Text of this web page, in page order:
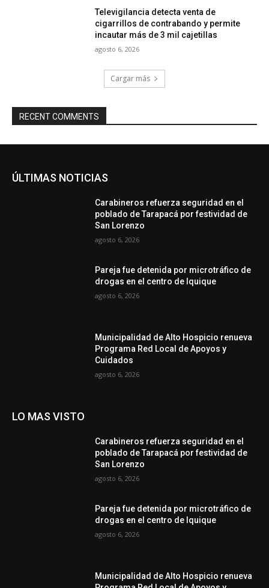
Televigilancia detecta venta de
cigarrillos de contrabando y permite
incautar más de 3 mil cajetillas
agosto 6, 2026
Cargar más
RECENT COMMENTS
ÚLTIMAS NOTICIAS
Carabineros refuerza seguridad en el
poblado de Tarapacá por festividad de
San Lorenzo
agosto 6, 2026
Pareja fue detenida por microtráfico de
drogas en el centro de Iquique
agosto 6, 2026
Municipalidad de Alto Hospicio renueva
Programa Red Local de Apoyos y
Cuidados
agosto 6, 2026
LO MAS VISTO
Carabineros refuerza seguridad en el
poblado de Tarapacá por festividad de
San Lorenzo
agosto 6, 2026
Pareja fue detenida por microtráfico de
drogas en el centro de Iquique
agosto 6, 2026
Municipalidad de Alto Hospicio renueva